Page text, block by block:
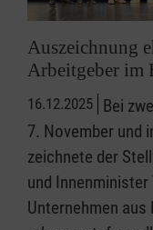
Auszeichnung
Arbeitgeber im
16.12.2025 Bei
7. November und
zeichnete der
und
Unternehmen aus